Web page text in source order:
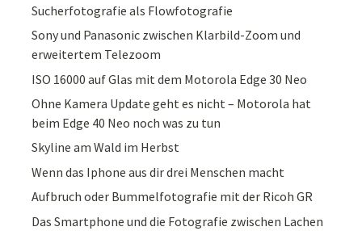
Sucherfotografie als Flowfotografie
Sony und Panasonic zwischen Klarbild-Zoom und
erweitertem Telezoom
ISO 16000 auf Glas mit dem Motorola Edge 30 Neo
Ohne Kamera Update geht es nicht – Motorola hat
beim Edge 40 Neo noch was zu tun
Skyline am Wald im Herbst
Wenn das Iphone aus dir drei Menschen macht
Aufbruch oder Bummelfotografie mit der Ricoh GR
Das Smartphone und die Fotografie zwischen Lachen